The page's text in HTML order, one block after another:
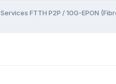
Services FTTH P2P / 10G-EPON